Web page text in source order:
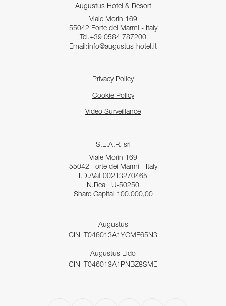
Augustus Hotel & Resort
Viale Morin 169
55042 Forte dei Marmi - Italy
Tel.+39 0584 787200
Email:info@augustus-hotel.it
Privacy Policy
Cookie Policy
Video Surveillance
S.E.A.R. srl
Viale Morin 169
55042 Forte dei Marmi - Italy
I.D./Vat 00213270465
N.Rea LU-50250
Share Capital 100.000,00
Augustus
CIN IT046013A1YGMF65N3
Augustus Lido
CIN IT046013A1PNBZ8SME